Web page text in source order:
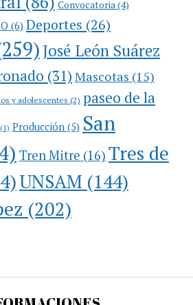
Convocatoria (4)
(6) Deportes (26)
José León Suárez
(31) Mascotas (15)
y adolescentes (2) paseo de la
Producción(5) San
Tren Mitre (16) Tres de
UNSAM (144)
(202)